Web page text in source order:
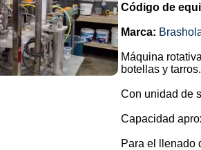
Código de
Marca:
Máquina
botellas y tarros.
Con unidad de
Capacidad
Para el llenado